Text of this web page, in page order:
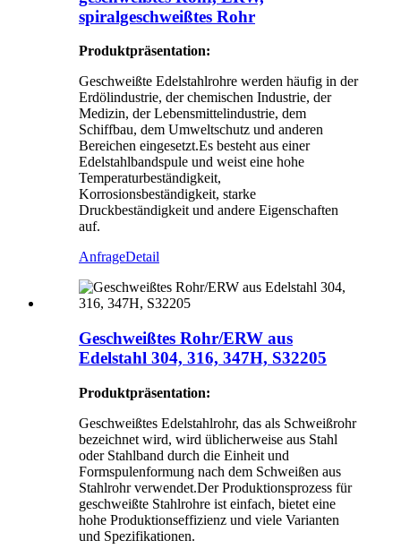
spiralgeschweißtes Rohr
Produktpräsentation:
Geschweißte Edelstahlrohre werden häufig in der
Erdölindustrie, der chemischen Industrie, der
Medizin, der Lebensmittelindustrie, dem
Schiffbau, dem Umweltschutz und anderen
Bereichen eingesetzt.Es besteht aus einer
Edelstahlbandspule und weist eine hohe
Temperaturbeständigkeit,
Korrosionsbeständigkeit, starke
Druckbeständigkeit und andere Eigenschaften
auf.
AnfrageDetail
Geschweißtes Rohr/ERW aus
Edelstahl 304, 316, 347H, S32205
Produktpräsentation:
Geschweißtes Edelstahlrohr, das als Schweißrohr
bezeichnet wird, wird üblicherweise aus Stahl
oder Stahlband durch die Einheit und
Formspulenformung nach dem Schweißen aus
Stahlrohr verwendet.Der Produktionsprozess für
geschweißte Stahlrohre ist einfach, bietet eine
hohe Produktionseffizienz und viele Varianten
und Spezifikationen.